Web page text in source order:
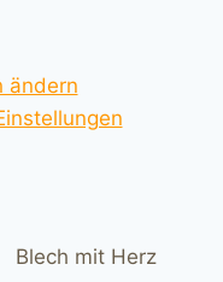
ändern
Blech mit Herz